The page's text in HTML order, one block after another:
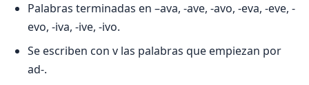
Palabras terminadas en –ava, -ave, -avo, -eva, -eve, -
evo, -iva, -ive, -ivo.
Se escriben con v las palabras que empiezan por
ad-.